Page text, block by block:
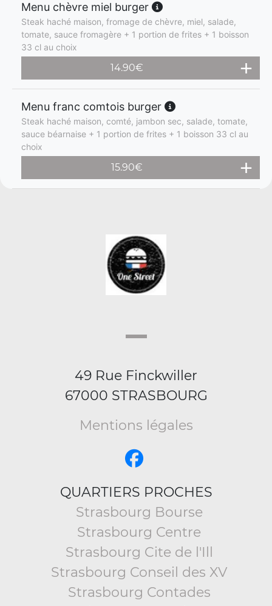
Menu chèvre miel burger
Steak haché maison, fromage de chèvre, miel, salade,
tomate, sauce fromagère + 1 portion de frites + 1 boisson
33 cl au choix
14.90€
Menu franc comtois burger
Steak haché maison, comté, jambon sec, salade, tomate,
sauce béarnaise + 1 portion de frites + 1 boisson 33 cl au
choix
15.90€
49 Rue Finckwiller
67000 STRASBOURG
Mentions légales
QUARTIERS PROCHES
Strasbourg Bourse
Strasbourg Centre
Strasbourg Cite de l'Ill
Strasbourg Conseil des XV
Strasbourg Contades